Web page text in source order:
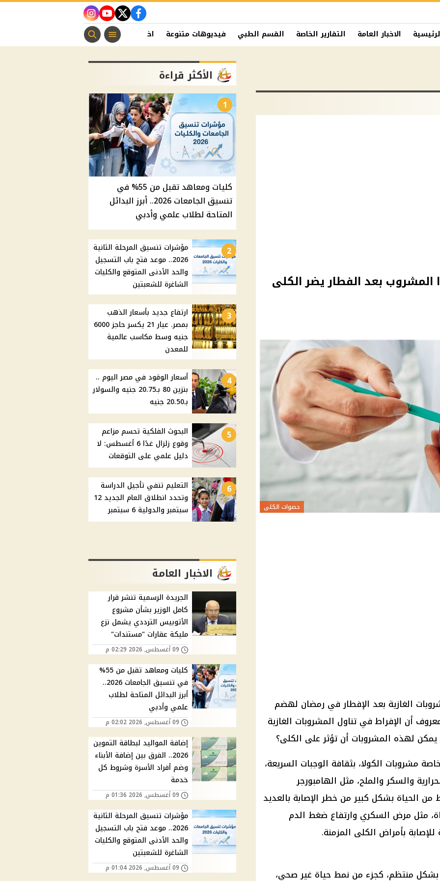
facebook
twitter
youtube
instagram
الاخبار العامة التقارير الخاصة القسم الطبي فيديوهات متنوعة اخبار الفن منوعات مسيحية
بعد الفطار يضر الكلى
حصوات الكلى
الغازية بعد الإفطار في رمضان لهضم
أن الإفراط في تناول المشروبات الغازية
لهذه المشروبات أن تؤثر على الكلى؟
مشروبات الكولا، بثقافة الوجبات السريعة،
والسكر والملح، مثل الهامبورجر
من الحياة بشكل كبير من خطر الإصابة بالعديد
مثل مرض السكري وارتفاع ضغط الدم
بأمراض الكلى المزمنة.
بشكل منتظم، كجزء من نمط حياة غير صحي،
الأكثر قراءة
1
كليات ومعاهد تقبل من 55% في
تنسيق الجامعات 2026.. أبرز البدائل
المتاحة لطلاب علمي وأدبي
2
مؤشرات تنسيق المرحلة الثانية
2026.. موعد فتح باب التسجيل
والحد الأدنى المتوقع والكليات
الشاغرة للشعبتين
3
ارتفاع جديد بأسعار الذهب
بمصر. عيار 21 يكسر حاجز 6000
جنيه وسط مكاسب عالمية
للمعدن
4
أسعار الوقود في مصر اليوم ..
بنزين 80 بـ20.75 جنيه والسولار
بـ20.50 جنيه
5
البحوث الفلكية تحسم مزاعم
وقوع زلزال غدًا 6 أغسطس: لا
دليل علمي على التوقعات
6
التعليم تنفي تأجيل الدراسة
وتحدد انطلاق العام الجديد 12
سبتمبر والدولية 6 سبتمبر
الاخبار العامة
الجريدة الرسمية تنشر قرار
كامل الوزير بشأن مشروع
الأتوبيس الترددي يشمل نزع
مليكة عقارات "مستندات"
09 أغسطس, 2026 02:29 م
كليات ومعاهد تقبل من 55%
في تنسيق الجامعات 2026..
أبرز البدائل المتاحة لطلاب
علمي وأدبي
09 أغسطس, 2026 02:02 م
إضافة المواليد لبطاقة التموين
2026.. الفرق بين إضافة الأبناء
وضم أفراد الأسرة وشروط كل
خدمة
09 أغسطس, 2026 01:36 م
مؤشرات تنسيق المرحلة الثانية
2026.. موعد فتح باب التسجيل
والحد الأدنى المتوقع والكليات
الشاغرة للشعبتين
09 أغسطس, 2026 01:04 م